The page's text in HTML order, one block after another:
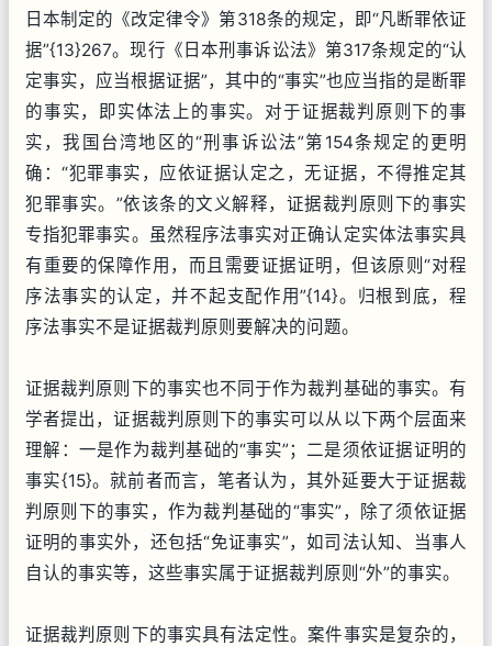
日本制定的《改定律令》第318条的规定，即“凡断罪依证
据”{13}267。现行《日本刑事诉讼法》第317条规定的“认
定事实，应当根据证据”，其中的“事实”也应当指的是断罪
的事实，即实体法上的事实。对于证据裁判原则下的事
实，我国台湾地区的“刑事诉讼法”第154条规定的更明
确：“犯罪事实，应依证据认定之，无证据，不得推定其
犯罪事实。”依该条的文义解释，证据裁判原则下的事实
专指犯罪事实。虽然程序法事实对正确认定实体法事实具
有重要的保障作用，而且需要证据证明，但该原则“对程
序法事实的认定，并不起支配作用”{14}。归根到底，程
序法事实不是证据裁判原则要解决的问题。
证据裁判原则下的事实也不同于作为裁判基础的事实。有
学者提出，证据裁判原则下的事实可以从以下两个层面来
理解：一是作为裁判基础的“事实”；二是须依证据证明的
事实{15}。就前者而言，笔者认为，其外延要大于证据裁
判原则下的事实，作为裁判基础的“事实”，除了须依证据
证明的事实外，还包括“免证事实”，如司法认知、当事人
自认的事实等，这些事实属于证据裁判原则“外”的事实。
证据裁判原则下的事实具有法定性。案件事实是复杂的，